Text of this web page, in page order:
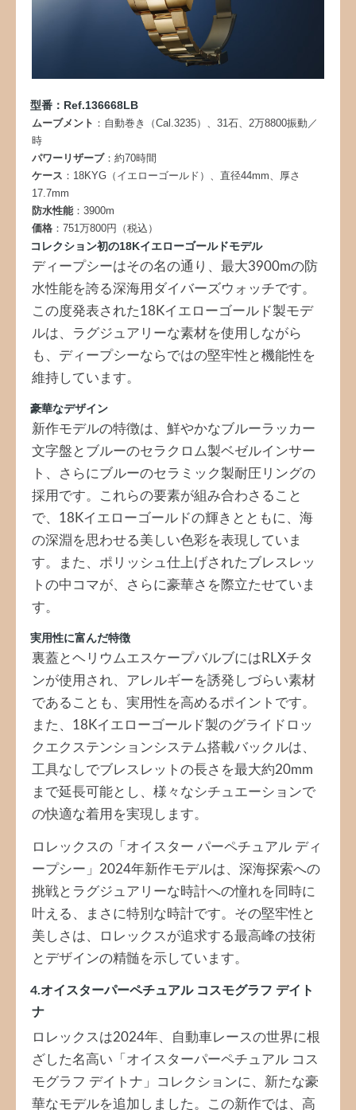
型番：Ref.136668LB
ムーブメント ：自動巻き（Cal.3235）、31石、2万8800振動／
時
パワーリザーブ：約70時間
ケース ：18KYG（イエローゴールド）、直径44mm、厚さ
17.7mm
防水性能 ：3900m
価格 ：751万800円（税込）
コレクション初の18Kイエローゴールドモデル
ディープシーはその名の通り、最大3900mの防
水性能を誇る深海用ダイバーズウォッチです。
この度発表された18Kイエローゴールド製モデ
ルは、ラグジュアリーな素材を使用しながら
も、ディープシーならではの堅牢性と機能性を
維持しています。
豪華なデザイン
新作モデルの特徴は、鮮やかなブルーラッカー
文字盤とブルーのセラクロム製ベゼルインサー
ト、さらにブルーのセラミック製耐圧リングの
採用です。これらの要素が組み合わさること
で、18Kイエローゴールドの輝きとともに、海
の深淵を思わせる美しい色彩を表現していま
す。また、ポリッシュ仕上げされたブレスレッ
トの中コマが、さらに豪華さを際立たせていま
す。
実用性に富んだ特徴
裏蓋とヘリウムエスケープバルブにはRLXチタ
ンが使用され、アレルギーを誘発しづらい素材
であることも、実用性を高めるポイントです。
また、18Kイエローゴールド製のグライドロッ
クエクステンションシステム搭載バックルは、
工具なしでブレスレットの長さを最大約20mm
まで延長可能とし、様々なシチュエーションで
の快適な着用を実現します。
ロレックスの「オイスター パーペチュアル ディ
ープシー」2024年新作モデルは、深海探索への
挑戦とラグジュアリーな時計への憧れを同時に
叶える、まさに特別な時計です。その堅牢性と
美しさは、ロレックスが追求する最高峰の技術
とデザインの精髄を示しています。
4.オイスターパーペチュアル コスモグラフ デイト
ナ
ロレックスは2024年、自動車レースの世界に根
ざした名高い「オイスターパーペチュアル コス
モグラフ デイトナ」コレクションに、新たな豪
華なモデルを追加しました。この新作では、高